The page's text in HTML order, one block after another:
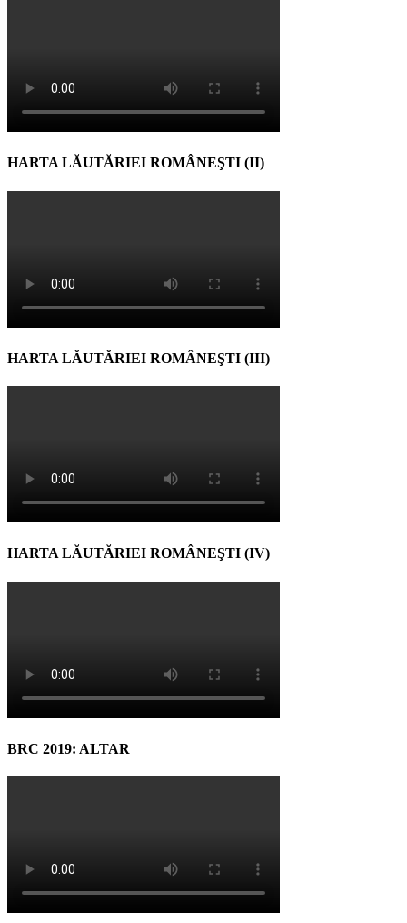
HARTA LĂUTĂRIEI ROMÂNEŞTI (II)
HARTA LĂUTĂRIEI ROMÂNEŞTI (III)
HARTA LĂUTĂRIEI ROMÂNEŞTI (IV)
BRC 2019: ALTAR